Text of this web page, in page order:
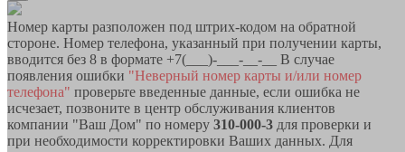
Номер карты разположен под штрих-кодом на обратной
стороне. Номер телефона, указанный при получении карты,
вводится без 8 в формате +7(___)-___-__-__ В случае
появления ошибки "Неверный номер карты и/или номер
телефона" проверьте введенные данные, если ошибка не
исчезает, позвоните в центр обслуживания клиентов
компании "Ваш Дом" по номеру 310-000-3 для проверки и
при необходимости корректировки Ваших данных. Для